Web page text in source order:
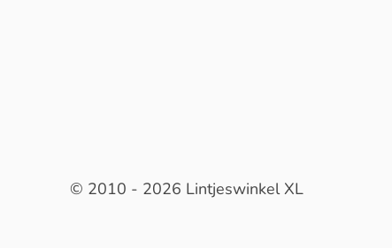
© 2010 - 2026 Lintjeswinkel XL